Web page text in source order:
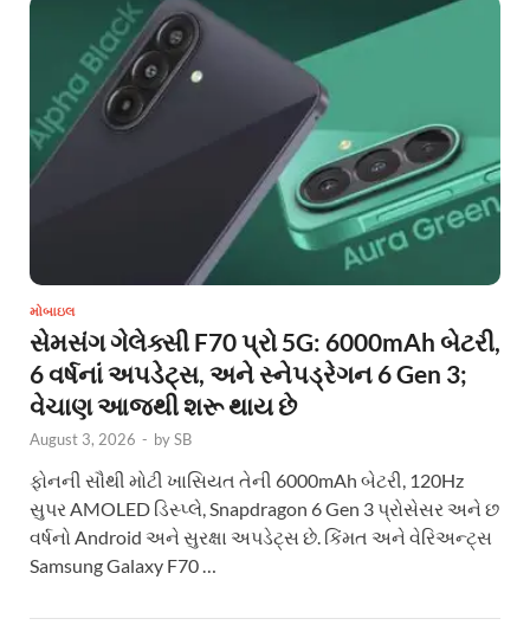
મોબાઇલ
સેમસંગ ગેલેક્સી F70 પ્રો 5G: 6000mAh બેટરી,
6 વર્ષનાં અપડેટ્સ, અને સ્નેપડ્રેગન 6 Gen 3;
વેચાણ આજથી શરૂ થાય છે
August 3, 2026 - bySB
ફોનની સૌથી મોટી ખાસિયત તેની 6000mAh બેટરી, 120Hz
સુપર AMOLED ડિસ્પ્લે, Snapdragon 6 Gen 3 પ્રોસેસર અને છ
વર્ષનો Android અને સુરક્ષા અપડેટ્સ છે. કિંમત અને વેરિઅન્ટ્સ
Samsung Galaxy F70 …